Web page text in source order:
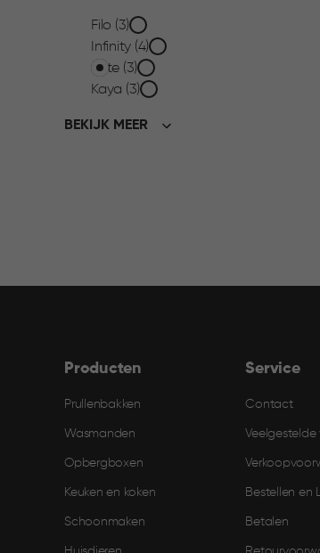
Collectie
filter
Filo (3)
Infinity (4)
Jute (3)
Kaya (3)
BEKIJK MEER
Producten
Prullenbakken
Wasmanden
Opbergboxen
Keuken en koken
Schoonmaken
Service
Contact
Veelgestelde
Bestellen en
Betalen